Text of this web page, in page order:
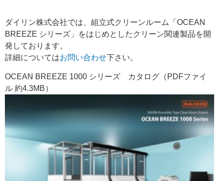
ダイリン株式会社では、組立式クリーンルーム「OCEAN
BREEZE シリーズ」をはじめとしたクリーン関連製品を開
発しております。
詳細についてはお問い合わせ下さい。
OCEAN BREEZE 1000 シリーズ カタログ（PDFファイ
ル 約4.3MB）